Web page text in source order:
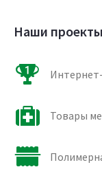
Наши проекты
Товары